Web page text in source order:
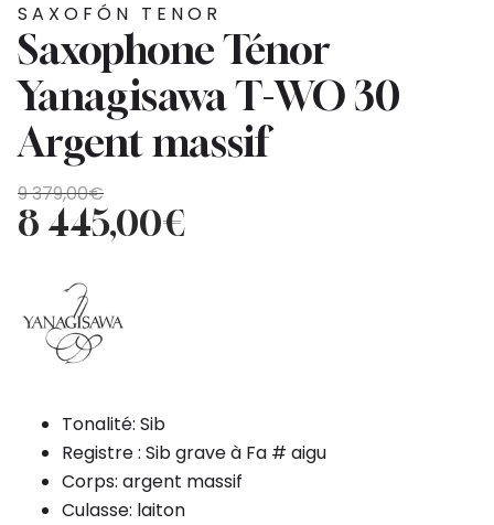
SAXOFÓN TENOR
Saxophone Ténor
Yanagisawa T-WO 30
Argent massif
9 379,00€
El
precio
original
379,00€.
8 445,00€
El
precio
actual
445,00€.
Tonalité: Sib
Registre : Sib grave à Fa # aigu
Corps: argent massif
Culasse: laiton